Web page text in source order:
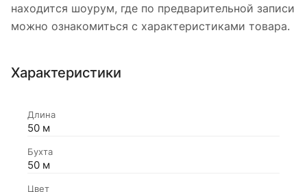
находится шоурум, где по предварительной записи
можно ознакомиться с характеристиками товара.
Характеристики
Длина
50 м
Бухта
50 м
Цвет